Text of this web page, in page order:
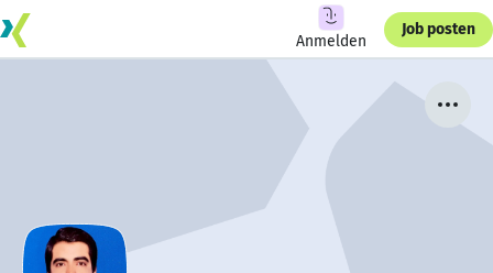
Anmelden
Job posten